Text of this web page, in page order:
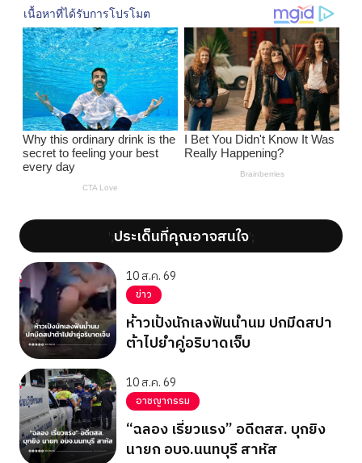
';ประเด็นที่คุณอาจสนใจ';
10 ส.ค. 69
ข่าว
ห้าวเป้งนักเลงฟันน้ำนม ปกมีดสปา
ต้าไปยำคู่อริบาดเจ็บ
10 ส.ค. 69
อาชญากรรม
“ฉลอง เรี่ยวแรง” อดีตสส. บุกยิง
นายก อบจ.นนทบุรี สาหัส